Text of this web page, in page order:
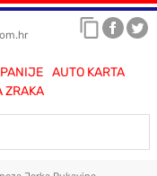
AUTO KARTA
ZRAKA